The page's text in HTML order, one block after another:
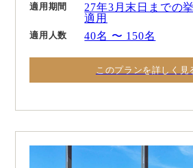
適用期間
27年3月末日までの
適用
適用人数 40名 〜 150名
このプランを詳しく見